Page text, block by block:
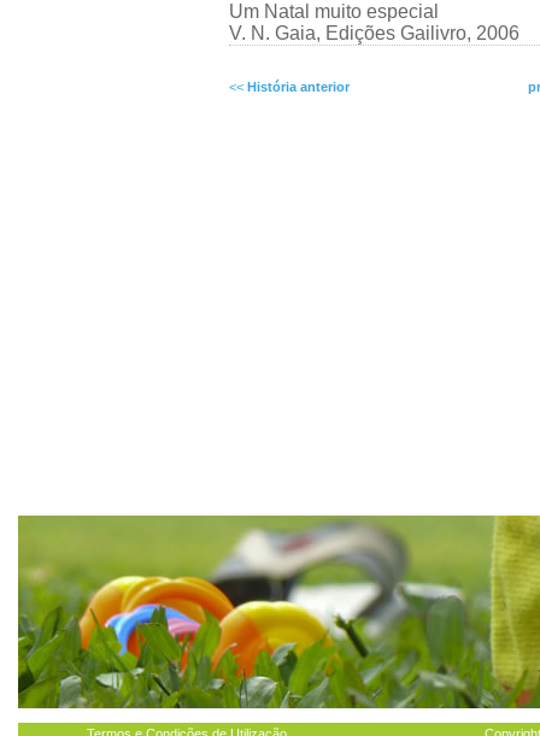
Um Natal muito especial
V. N. Gaia, Edições Gailivro, 2006
<< História anterior